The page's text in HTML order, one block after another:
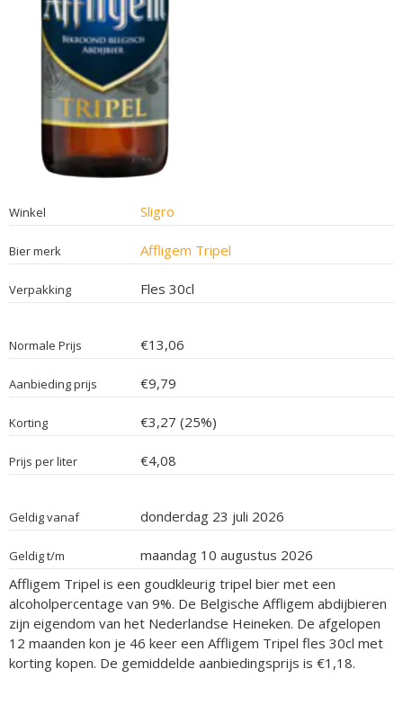
Winkel Sligro
Bier merk Affligem Tripel
Verpakking Fles 30cl
Normale Prijs €13,06
Aanbieding prijs €9,79
Korting €3,27 (25%)
Prijs per liter €4,08
Geldig vanaf donderdag 23 juli 2026
Geldig t/m
maandag 10 augustus 2026
Affligem Tripel is een goudkleurig tripel bier met een
alcoholpercentage van 9%. De Belgische Affligem abdijbieren
zijn eigendom van het Nederlandse Heineken. De afgelopen
12 maanden kon je 46 keer een Affligem Tripel fles 30cl met
korting kopen. De gemiddelde aanbiedingsprijs is €1,18.